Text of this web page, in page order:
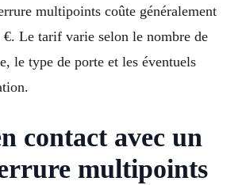
multipoints coûte généralement
€. Le tarif varie selon le nombre de
le type de porte et les éventuels
contact avec un
multipoints